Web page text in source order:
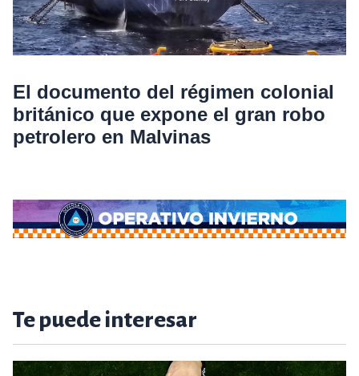
El documento del régimen colonial
británico que expone el gran robo
petrolero en Malvinas
Te puede interesar